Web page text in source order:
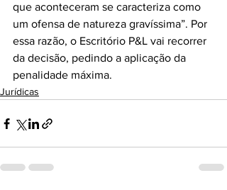
que aconteceram se caracteriza como
um ofensa de natureza gravíssima”. Por
essa razão, o Escritório P&L vai recorrer
da decisão, pedindo a aplicação da
penalidade máxima.
Jurídicas